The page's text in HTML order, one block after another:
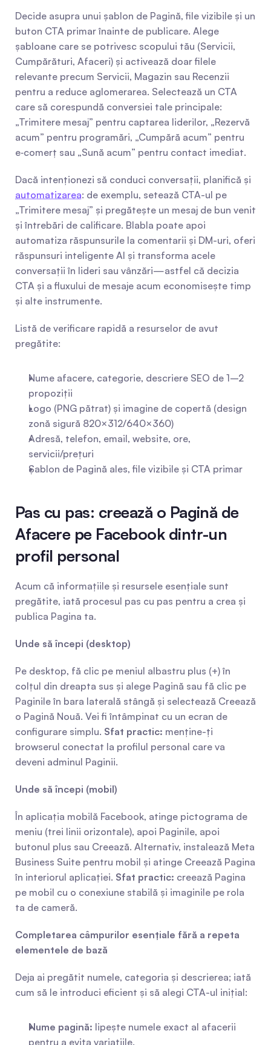
Decide asupra unui șablon de Pagină, file vizibile și un
buton CTA primar înainte de publicare. Alege
șabloane care se potrivesc scopului tău (Servicii,
Cumpărături, Afaceri) și activează doar filele
relevante precum Servicii, Magazin sau Recenzii
pentru a reduce aglomerarea. Selectează un CTA
care să corespundă conversiei tale principale:
„Trimitere mesaj” pentru captarea liderilor, „Rezervă
acum” pentru programări, „Cumpără acum” pentru
e‑comerț sau „Sună acum” pentru contact imediat.
automatizarea: de exemplu, setează CTA-ul pe
„Trimitere mesaj” și pregătește un mesaj de bun venit
și întrebări de calificare. Blabla poate apoi
automatiza răspunsurile la comentarii și DM-uri, oferi
răspunsuri inteligente AI și transforma acele
conversații în lideri sau vânzări—astfel că decizia
CTA și a fluxului de mesaje acum economisește timp
și alte instrumente.
Listă de verificare rapidă a resurselor de avut
pregătite:
Nume afacere, categorie, descriere SEO de 1–2
propoziții
Logo (PNG pătrat) și imagine de copertă (design
zonă sigură 820×312/640×360)
Adresă, telefon, email, website, ore,
servicii/prețuri
Șablon de Pagină ales, file vizibile și CTA primar
Pas cu pas: creează o Pagină de
Afacere pe Facebook dintr-un
profil personal
Acum că informațiile și resursele esențiale sunt
pregătite, iată procesul pas cu pas pentru a crea și
publica Pagina ta.
Unde să începi (desktop)
Pe desktop, fă clic pe meniul albastru plus (+) în
colțul din dreapta sus și alege Pagină sau fă clic pe
Paginile în bara laterală stângă și selectează Creează
o Pagină Nouă. Vei fi întâmpinat cu un ecran de
configurare simplu. Sfat practic: menține-ți
browserul conectat la profilul personal care va
deveni adminul Paginii.
Unde să începi (mobil)
În aplicația mobilă Facebook, atinge pictograma de
meniu (trei linii orizontale), apoi Paginile, apoi
butonul plus sau Creează. Alternativ, instalează Meta
Business Suite pentru mobil și atinge Creează Pagina
în interiorul aplicației. Sfat practic: creează Pagina
pe mobil cu o conexiune stabilă și imaginile pe rola
ta de cameră.
Completarea câmpurilor esențiale fără a repeta
elementele de bază
Deja ai pregătit numele, categoria și descrierea; iată
cum să le introduci eficient și să alegi CTA-ul inițial:
Nume pagină: lipește numele exact al afacerii
pentru a evita variațiile.